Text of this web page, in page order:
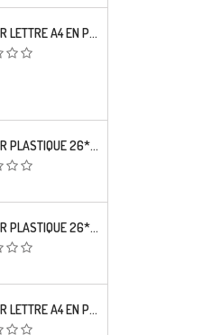
POCHOIR LETTRE A4 EN PLASTIQUE MYLAR ALPHABET STYLE STENCIL BOLD 30 MM
POCHOIR PLASTIQUE 26*18CM : ALPHABET (16)
POCHOIR PLASTIQUE 26*18CM : PETITS MOTIFS FLORALES
POCHOIR LETTRE A4 EN PLASTIQUE MYLAR ALPHABET RACINE 30 MM